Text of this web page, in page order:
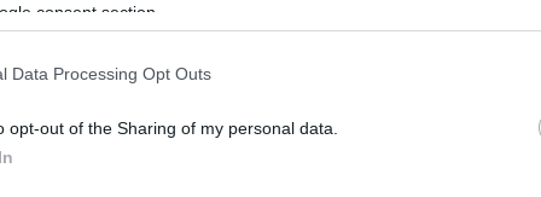
consent section.
Data Processing Opt Outs
opt-out of the Sharing of my personal data.
ήταν ποτέ πραγματικά δικό μας και τίποτα δεν
παραδέχεται. Οι ιστορίες που έφτιαχνε της
«Νομίζω ότι με έκαναν να νιώθω ότι έχω
που συνέβαινε. Μπορώ να μιλήσω γι' αυτό τώρα
τότε, υπήρχε πολλή ντροπή» εξομολογείται.